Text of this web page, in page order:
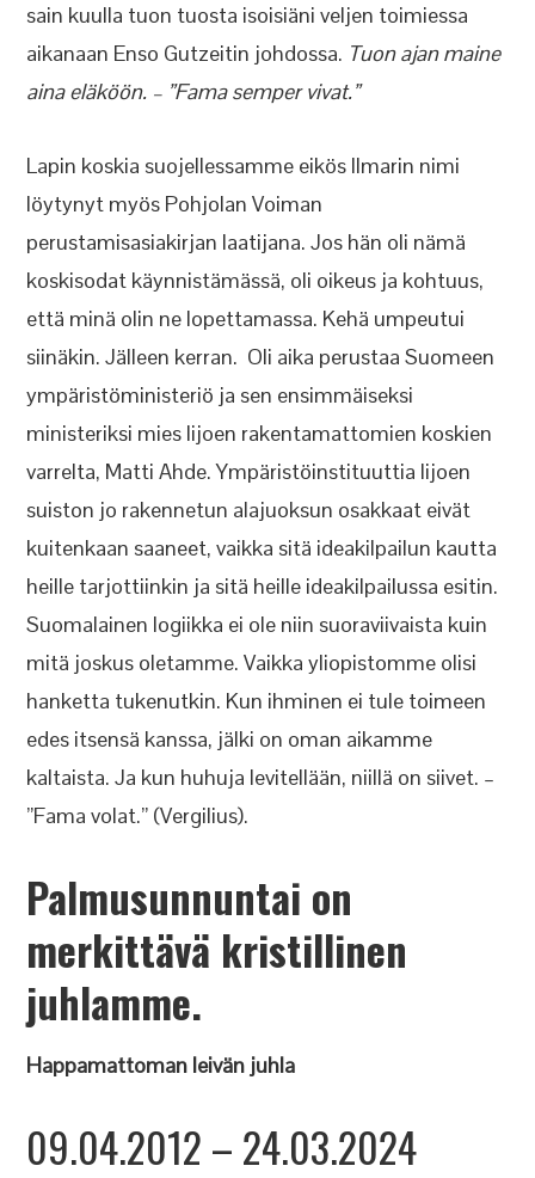
sain kuulla tuon tuosta isoisiäni veljen toimiessa
aikanaan Enso Gutzeitin johdossa. Tuon ajan maine
aina eläköön. – ”Fama semper vivat.”
Lapin koskia suojellessamme eikös Ilmarin nimi
löytynyt myös Pohjolan Voiman
perustamisasiakirjan laatijana. Jos hän oli nämä
koskisodat käynnistämässä, oli oikeus ja kohtuus,
että minä olin ne lopettamassa. Kehä umpeutui
siinäkin. Jälleen kerran. Oli aika perustaa Suomeen
ympäristöministeriö ja sen ensimmäiseksi
ministeriksi mies Iijoen rakentamattomien koskien
varrelta, Matti Ahde. Ympäristöinstituuttia Iijoen
suiston jo rakennetun alajuoksun osakkaat eivät
kuitenkaan saaneet, vaikka sitä ideakilpailun kautta
heille tarjottiinkin ja sitä heille ideakilpailussa esitin.
Suomalainen logiikka ei ole niin suoraviivaista kuin
mitä joskus oletamme. Vaikka yliopistomme olisi
hanketta tukenutkin. Kun ihminen ei tule toimeen
edes itsensä kanssa, jälki on oman aikamme
kaltaista. Ja kun huhuja levitellään, niillä on siivet. –
”Fama volat.” (Vergilius).
Palmusunnuntai on
merkittävä kristillinen
juhlamme.
Happamattoman leivän juhla
09.04.2012 – 24.03.2024